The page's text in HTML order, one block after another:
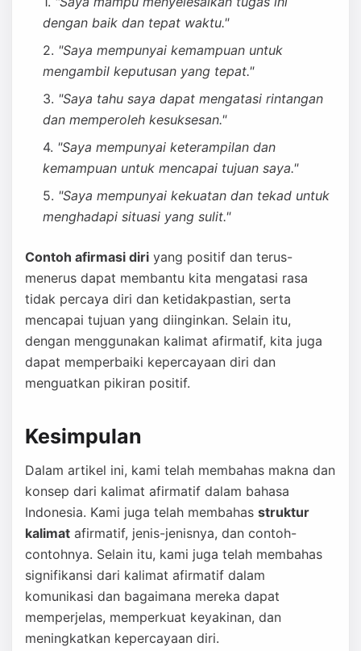
dengan baik dan tepat waktu."
"Saya mempunyai kemampuan untuk
mengambil keputusan yang tepat."
"Saya tahu saya dapat mengatasi rintangan
dan memperoleh kesuksesan."
"Saya mempunyai keterampilan dan
kemampuan untuk mencapai tujuan saya."
"Saya mempunyai kekuatan dan tekad untuk
menghadapi situasi yang sulit."
Contoh afirmasi diri yang positif dan terus-
menerus dapat membantu kita mengatasi rasa
tidak percaya diri dan ketidakpastian, serta
mencapai tujuan yang diinginkan. Selain itu,
dengan menggunakan kalimat afirmatif, kita juga
dapat memperbaiki kepercayaan diri dan
menguatkan pikiran positif.
Kesimpulan
Dalam artikel ini, kami telah membahas makna dan
konsep dari kalimat afirmatif dalam bahasa
Indonesia. Kami juga telah membahas struktur
kalimat afirmatif, jenis-jenisnya, dan contoh-
contohnya. Selain itu, kami juga telah membahas
signifikansi dari kalimat afirmatif dalam
komunikasi dan bagaimana mereka dapat
memperjelas, memperkuat keyakinan, dan
meningkatkan kepercayaan diri.